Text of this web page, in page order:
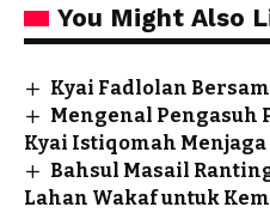
You Might Also
Kyai Fadlolan
Mengenal Pengasuh
Kyai Istiqomah Menjaga
Bahsul Masail
Lahan Wakaf untuk